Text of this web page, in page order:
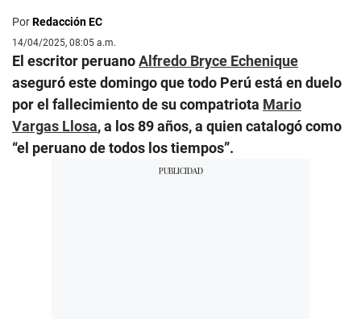
PorRedacción EC
14/04/2025, 08:05 a.m.
El escritor peruanoAlfredo Bryce Echenique
aseguró este domingo que todo Perú está en duelo
por el fallecimiento de su compatriota Mario
Vargas Llosa, a los 89 años, a quien catalogó como
“el peruano de todos los tiempos”.